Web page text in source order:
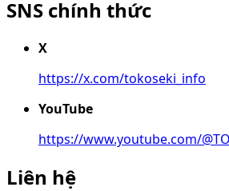
SNS chính thức
X
https://x.com/tokoseki_info
YouTube
https://www.youtube.com/
Liên hệ